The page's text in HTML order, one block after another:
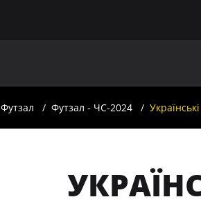
Футзал Футзал - ЧС-2024